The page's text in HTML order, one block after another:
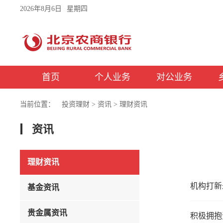
2026年8月6日 星期四
首页 个人业务 对公业务
当前位置： 投资理财 > 资讯 > 理财资讯
资讯
理财资讯
基金资讯
贵金属资讯
机构打
积极拥